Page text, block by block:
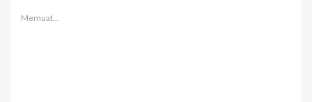
Memuat...